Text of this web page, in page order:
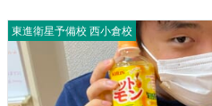
東進衛星予備校 西小倉校